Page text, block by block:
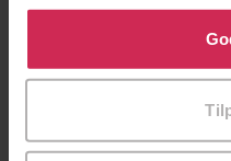
Klikk på «Godta alle» for
bruke cookies for alle
tilpasse ditt samtykke til
The
Forfattere Cynthia